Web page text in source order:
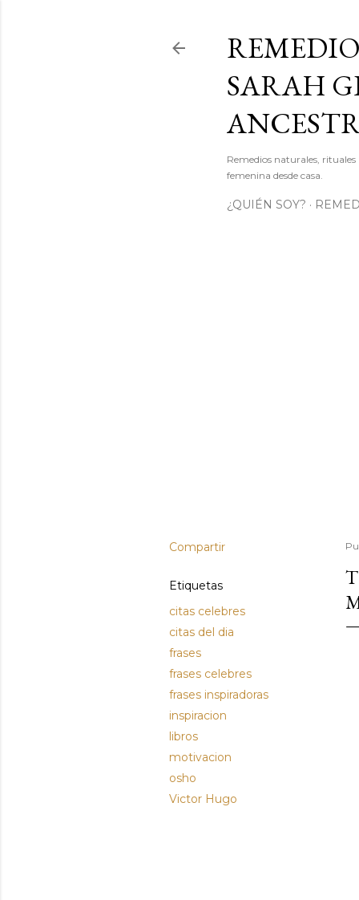
SARAH
Remedios naturales,
femenina desde casa.
¿QUIÉN SOY?
Compartir
Etiquetas
citas celebres
citas del dia
frases
frases celebres
frases inspiradoras
inspiracion
libros
motivacion
osho
Victor Hugo